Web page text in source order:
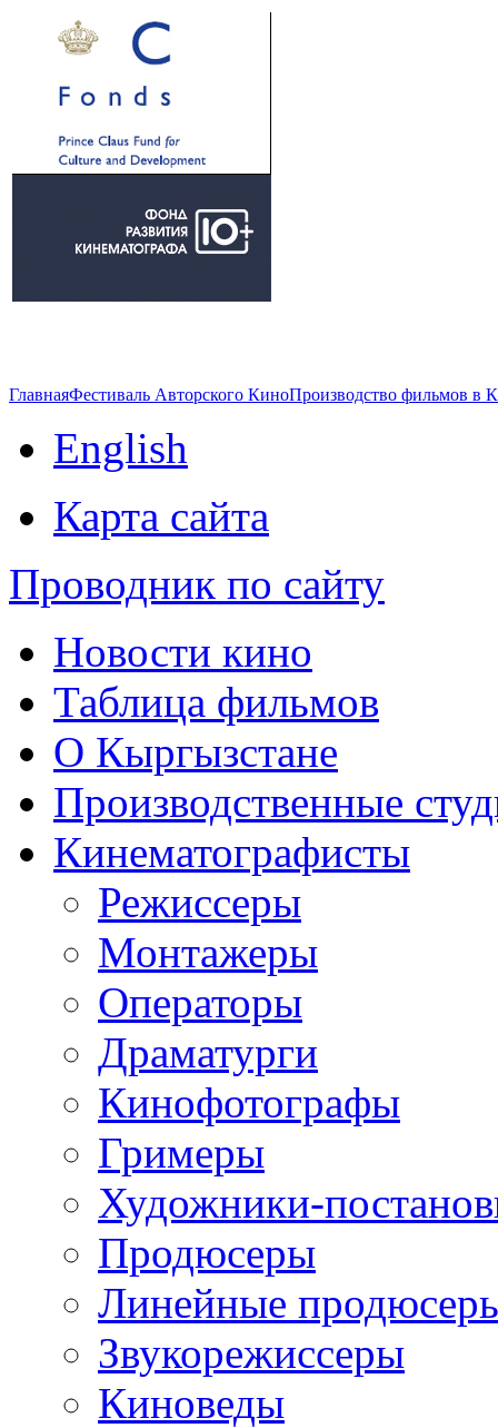
ГлавнаяФестиваль Авторского КиноПроизводство фильмов в
English
Карта сайта
Проводник по сайту
Новости кино
Таблица фильмов
О Кыргызстане
Производственные
Кинематографисты
Режиссеры
Монтажеры
Операторы
Драматурги
Кинофотографы
Гримеры
Художники-
Продюсеры
Линейные
Звукорежиссеры
Киноведы